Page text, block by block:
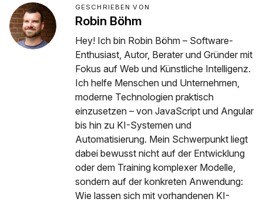
GESCHRIEBEN VON
Robin Böhm
Hey! Ich bin Robin Böhm – Software-
Enthusiast, Autor, Berater und Gründer mit
Fokus auf Web und Künstliche Intelligenz.
Ich helfe Menschen und Unternehmen,
moderne Technologien praktisch
einzusetzen – von JavaScript und Angular
bis hin zu KI-Systemen und
Automatisierung. Mein Schwerpunkt liegt
dabei bewusst nicht auf der Entwicklung
oder dem Training komplexer Modelle,
sondern auf der konkreten Anwendung:
Wie lassen sich mit vorhandenen KI-